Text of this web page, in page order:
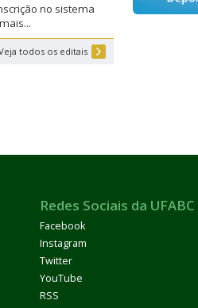
no sistema
todos os editais
Redes Sociais da UFABC
Facebook
Instagram
Twitter
YouTube
RSS